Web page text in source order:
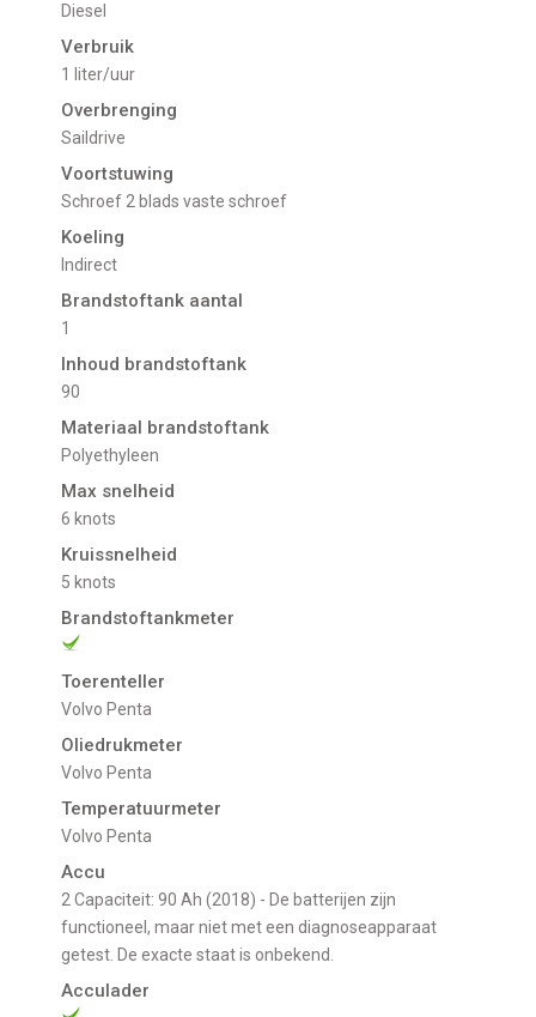
Diesel
Verbruik
1 liter/uur
Overbrenging
Saildrive
Voortstuwing
schroef 2 blads vaste schroef
Koeling
indirect
Brandstoftank aantal
1
Inhoud brandstoftank
90
Materiaal brandstoftank
Polyethyleen
Max snelheid
6 knots
Kruissnelheid
5 knots
Brandstoftankmeter
Toerenteller
Volvo Penta
Oliedrukmeter
Volvo Penta
Temperatuurmeter
Volvo Penta
Accu
2 Capaciteit: 90 Ah (2018) - De batterijen zijn
functioneel, maar niet met een diagnoseapparaat
getest. De exacte staat is onbekend.
Acculader